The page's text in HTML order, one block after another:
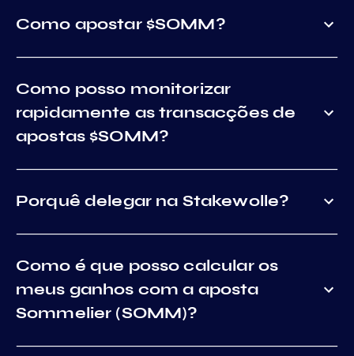
Como apostar $SOMM?
Como posso monitorizar
rapidamente as transacções de
apostas $SOMM?
Porquê delegar na Stakewolle?
Como é que posso calcular os
meus ganhos com a aposta
Sommelier (SOMM)?